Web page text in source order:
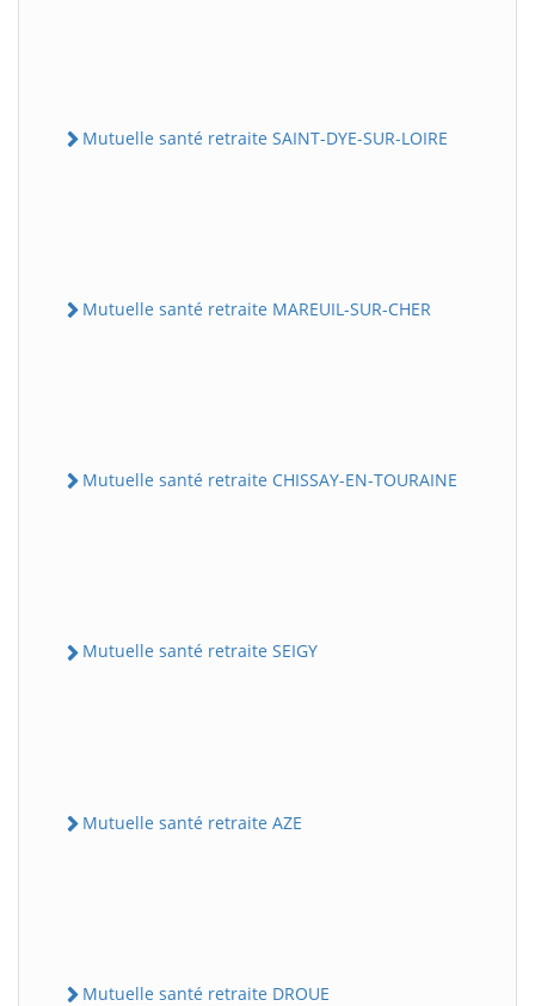
Mutuelle santé retraite SAINT-DYE-SUR-LOIRE
Mutuelle santé retraite MAREUIL-SUR-CHER
Mutuelle santé retraite CHISSAY-EN-TOURAINE
Mutuelle santé retraite SEIGY
Mutuelle santé retraite AZE
Mutuelle santé retraite DROUE